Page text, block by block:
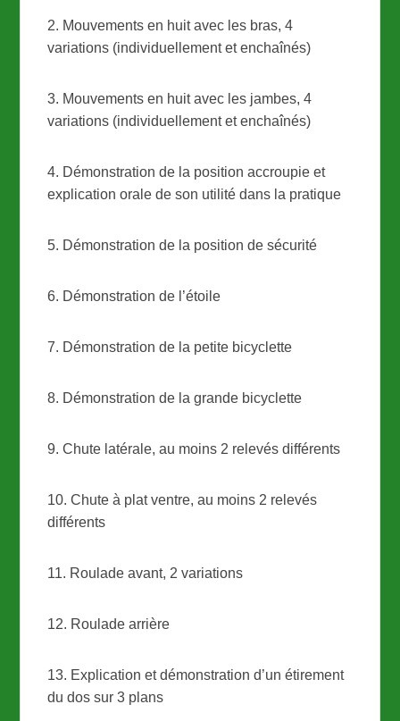
2. Mouvements en huit avec les bras, 4
variations (individuellement et enchaînés)
3. Mouvements en huit avec les jambes, 4
variations (individuellement et enchaînés)
4. Démonstration de la position accroupie et
explication orale de son utilité dans la pratique
5. Démonstration de la position de sécurité
6. Démonstration de l’étoile
7. Démonstration de la petite bicyclette
8. Démonstration de la grande bicyclette
9. Chute latérale, au moins 2 relevés différents
10. Chute à plat ventre, au moins 2 relevés
différents
11. Roulade avant, 2 variations
12. Roulade arrière
13. Explication et démonstration d’un étirement
du dos sur 3 plans